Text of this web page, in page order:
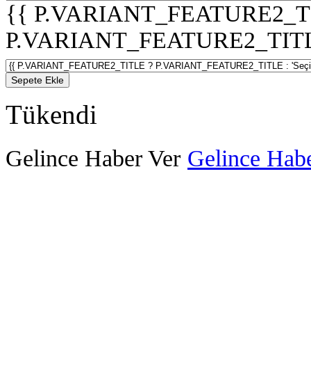
{{
Sepete Ekle
Tükendi
Gelince Haber Ver Gelince